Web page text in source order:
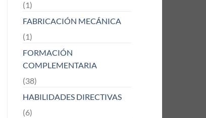
(1)
FABRICACIÓN MECÁNICA
(1)
FORMACIÓN
COMPLEMENTARIA
(38)
HABILIDADES DIRECTIVAS
(6)